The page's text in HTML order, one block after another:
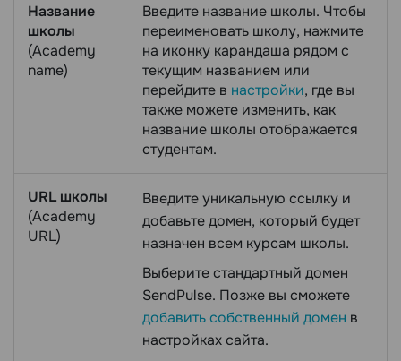
Название
школы
(Academy
name)
Введите название школы. Чтобы
переименовать школу, нажмите
на иконку карандаша рядом с
текущим названием или
перейдите в настройки, где вы
также можете изменить, как
название школы отображается
студентам.
URL школы
(Academy
URL)
Введите уникальную ссылку и
добавьте домен, который будет
назначен всем курсам школы.
Выберите стандартный домен
SendPulse. Позже вы сможете
добавить собственный домен в
настройках сайта.